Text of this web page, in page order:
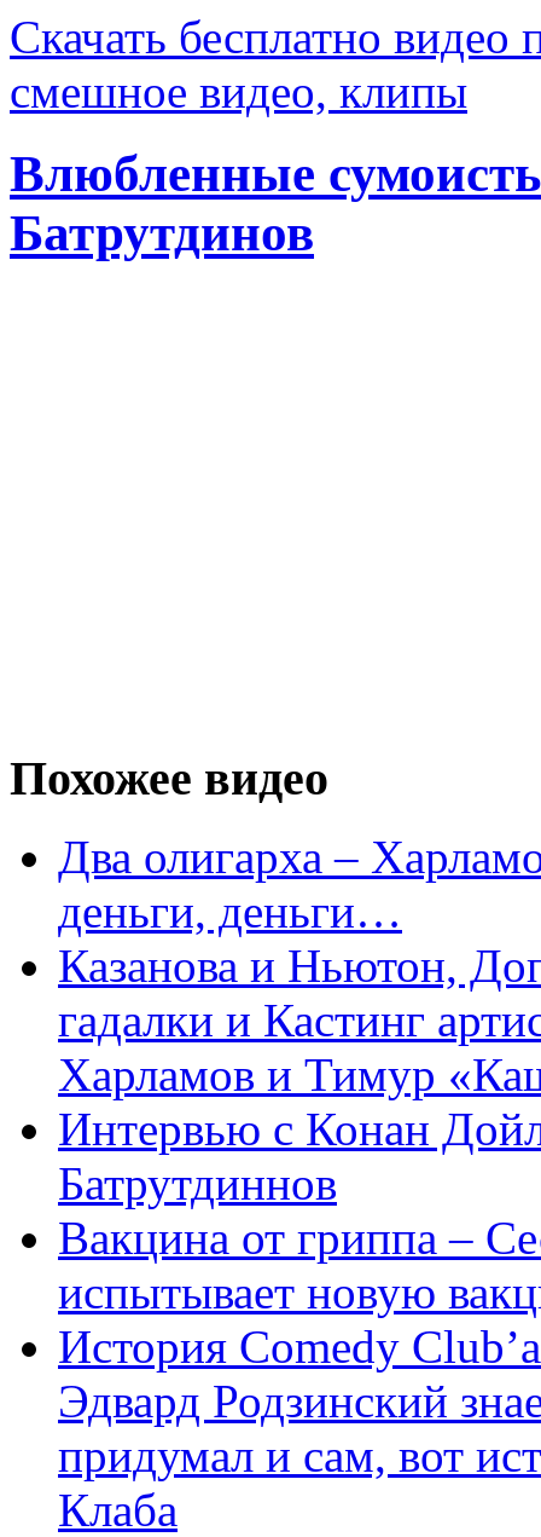
Скачать бесплатно
смешное видео, клипы
Влюбленные
Батрутдинов
Похожее видео
Два олигарха –
деньги, деньги…
Казанова и Ньютон,
гадалки и Кастинг
Харламов и Тимур
Интервью с Конан
Батрутдиннов
Вакцина от гриппа –
испытывает новую
История Comedy
Эдвард Родзинский
придумал и сам, вот
Клаба